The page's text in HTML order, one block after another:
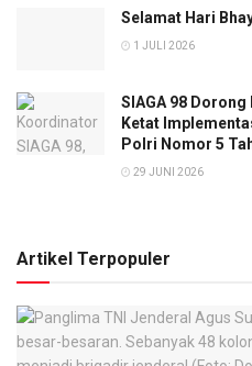
Selamat Hari
1 JULI 2026
SIAGA 98 Dorong
Ketat
Polri Nomor 5
29 JUNI 2026
Artikel Terpopuler